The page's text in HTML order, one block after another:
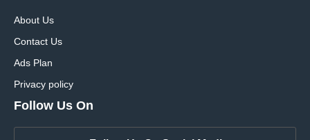
About Us
Contact Us
Ads Plan
Privacy policy
Follow Us On